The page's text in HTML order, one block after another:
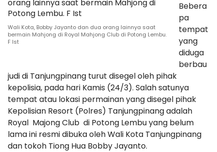
Wali Kota, Bobby Jayanto dan dua orang lainnya saat
bermain Mahjong di Royal Mahjong Club di Potong Lembu.
F Ist
Bebera
pa
tempat
yang
diduga
berbau
judi di Tanjungpinang turut disegel oleh pihak
kepolisia, pada hari Kamis (24/3). Salah satunya
tempat atau lokasi permainan yang disegel pihak
Kepolisian Resort (Polres) Tanjungpinang adalah
Royal Majong Club di Potong Lembu yang belum
lama ini resmi dibuka oleh Wali Kota Tanjungpinang
dan tokoh Tiong Hua Bobby Jayanto.